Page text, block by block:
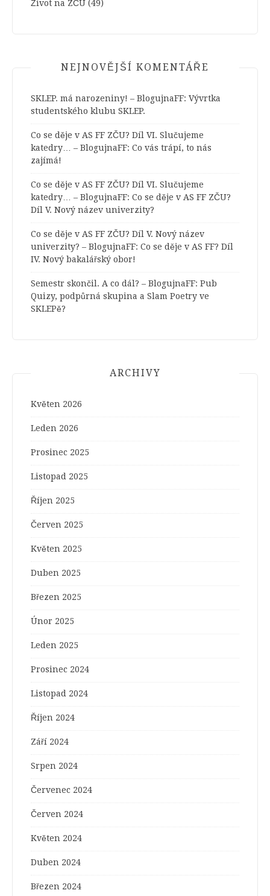
Život na ZČU (49)
NEJNOVĚJŠÍ KOMENTÁŘE
SKLEP. má narozeniny! – BlogujnaFF: Vývrtka
studentského klubu SKLEP.
Co se děje v AS FF ZČU? Díl VI. Slučujeme
katedry… – BlogujnaFF: Co vás trápí, to nás
zajímá!
Co se děje v AS FF ZČU? Díl VI. Slučujeme
katedry… – BlogujnaFF: Co se děje v AS FF ZČU?
Díl V. Nový název univerzity?
Co se děje v AS FF ZČU? Díl V. Nový název
univerzity? – BlogujnaFF: Co se děje v AS FF? Díl
IV. Nový bakalářský obor!
Semestr skončil. A co dál? – BlogujnaFF: Pub
Quizy, podpůrná skupina a Slam Poetry ve
SKLEPě?
ARCHIVY
Květen 2026
Leden 2026
Prosinec 2025
Listopad 2025
Říjen 2025
Červen 2025
Květen 2025
Duben 2025
Březen 2025
Únor 2025
Leden 2025
Prosinec 2024
Listopad 2024
Říjen 2024
Září 2024
Srpen 2024
Červenec 2024
Červen 2024
Květen 2024
Duben 2024
Březen 2024